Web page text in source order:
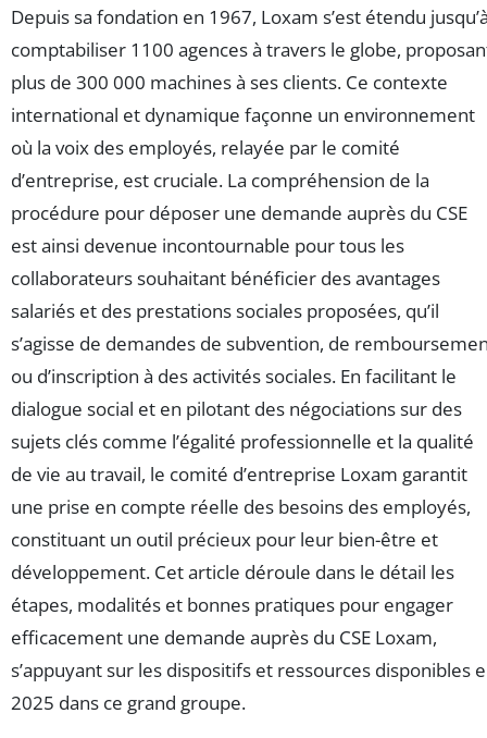
Depuis sa fondation en 1967, Loxam s’est étendu
comptabiliser 1100 agences à travers le globe,
plus de 300 000 machines à ses clients. Ce contexte
international et dynamique façonne un environnement
où la voix des employés, relayée par le comité
d’entreprise, est cruciale. La compréhension de la
procédure pour déposer une demande auprès du CSE
est ainsi devenue incontournable pour tous les
collaborateurs souhaitant bénéficier des avantages
salariés et des prestations sociales proposées, qu’il
s’agisse de demandes de subvention, de
ou d’inscription à des activités sociales. En facilitant le
dialogue social et en pilotant des négociations sur des
sujets clés comme l’égalité professionnelle et la qualité
de vie au travail, le comité d’entreprise Loxam garantit
une prise en compte réelle des besoins des employés,
constituant un outil précieux pour leur bien-être et
développement. Cet article déroule dans le détail les
étapes, modalités et bonnes pratiques pour engager
efficacement une demande auprès du CSE Loxam,
s’appuyant sur les dispositifs et ressources disponibles
2025 dans ce grand groupe.